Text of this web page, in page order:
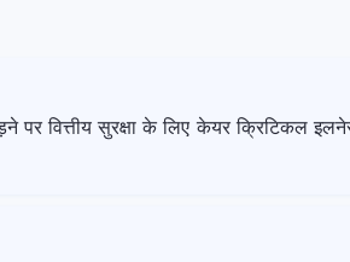
पर वित्तीय सुरक्षा के लिए केयर क्रिटिकल